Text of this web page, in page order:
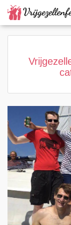
Home Category